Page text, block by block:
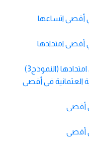
أقصى اتساعها
أقصى امتدادها
(النموذج3)
في أقصى
أقصى
أقصى